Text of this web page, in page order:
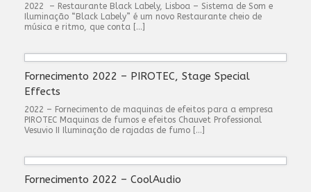
2022 – Restaurante Black Labely, Lisboa – Sistema de Som e
Iluminação “Black Labely” é um novo Restaurante cheio de
música e ritmo, que conta […]
Fornecimento 2022 – PIROTEC, Stage Special
Effects
2022 – Fornecimento de maquinas de efeitos para a empresa
PIROTEC Maquinas de fumos e efeitos Chauvet Professional
Vesuvio II Iluminação de rajadas de fumo […]
Fornecimento 2022 – CoolAudio